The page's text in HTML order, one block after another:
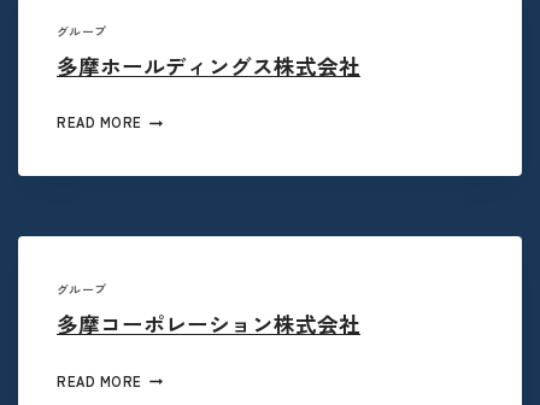
グループ
多摩ホールディングス株式会社
READ MORE
グループ
多摩コーポレーション株式会社
READ MORE